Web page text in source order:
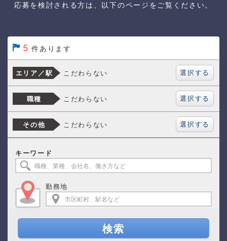
応募を検討される方は、以下のページをご覧ください。
5 件あります
エリア／駅 こだわらない 選択する
職種 こだわらない 選択する
その他 こだわらない 選択する
キーワード
勤務地
検索